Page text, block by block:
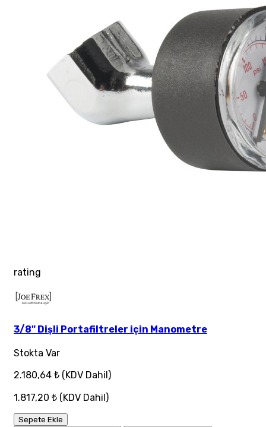
rating
3/8" Dişli Portafiltreler için Manometre
Stokta Var
2.180,64 ₺ (KDV Dahil)
1.817,20 ₺ (KDV Dahil)
Sepete Ekle